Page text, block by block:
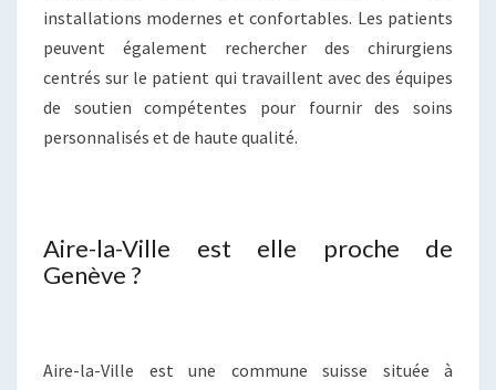
installations modernes et confortables. Les patients
peuvent également rechercher des chirurgiens
centrés sur le patient qui travaillent avec des équipes
de soutien compétentes pour fournir des soins
personnalisés et de haute qualité.
Aire-la-Ville est elle proche de
Genève ?
Aire-la-Ville est une commune suisse située à